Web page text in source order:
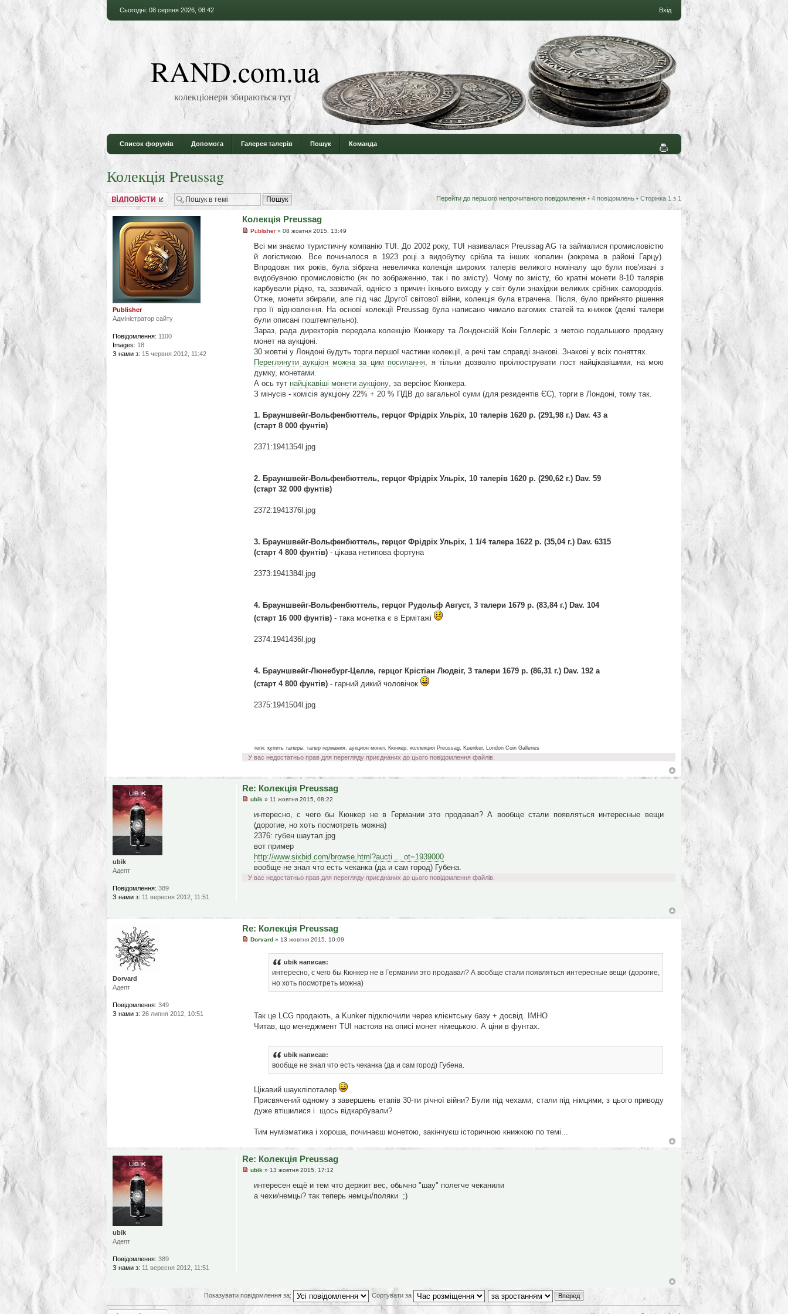
Сьогодні: 08 серпня 2026, 08:42 Вхід
RAND.com.ua
колекціонери збираються тут
Список форумів Допомога Галерея талерів Пошук Команда
Колекція Preussag
Відповісти Перейти до першого непрочитаного повідомлення • 4 повідомлень • Сторінка 1 з 1
Колекція Preussag
Publisher» 08 жовтня 2015, 13:49
Всі ми знаємо туристичну компанію TUI. До 2002 року, TUI називалася Preussag AG та займалися промисловістю
й логістикою. Все починалося в 1923 році з видобутку срібла та інших копалин (зокрема в районі Гарцу).
Впродовж тих років, була зібрана невеличка колекція широких талерів великого номіналу що були пов'язані з
видобувною промисловістю (як по зображенню, так і по змісту). Чому по змісту, бо кратні монети 8-10 талярів
карбували рідко, та, зазвичай, однією з причин їхнього виходу у світ були знахідки великих срібних самородків.
Отже, монети збирали, але під час Другої світової війни, колекція була втрачена. Після, було прийнято рішення
про її відновлення. На основі колекції Preussag була написано чимало вагомих статей та книжок (деякі талери
були описані поштемпельно).
Зараз, рада директорів передала колекцію Кюнкеру та Лондонскій Коін Геллеріс з метою подальшого продажу
монет на аукціоні.
30 жовтні у Лондоні будуть торги першої частини колекції, а речі там справді знакові. Знакові у всіх поняттях.
Переглянути аукціон можна за цим посилання , я тільки дозволю проілюструвати пост найцікавішими, на мою
думку, монетами.
А ось тут найцікавіші монети аукціону, за версіює Кюнкера.
З мінусів - комісія аукціону 22% + 20 % ПДВ до загальної суми (для резидентів ЄС), торги в Лондоні, тому так.
1. Брауншвейг-Вольфенбюттель, герцог Фрідріх Ульріх, 10 талерів 1620 р. (291,98 г.) Dav. 43 a
(старт 8 000 фунтів)
2371:1941354l.jpg
2. Брауншвейг-Вольфенбюттель, герцог Фрідріх Ульріх, 10 талерів 1620 р. (290,62 г.) Dav. 59
(старт 32 000 фунтів)
2372:1941376l.jpg
3. Брауншвейг-Вольфенбюттель, герцог Фрідріх Ульріх, 1 1/4 талера 1622 р. (35,04 г.) Dav. 6315
(старт 4 800 фунтів)- цікава нетипова фортуна
2373:1941384l.jpg
4. Брауншвейг-Вольфенбюттель, герцог Рудольф Август, 3 талери 1679 р. (83,84 г.) Dav. 104
(старт 16 000 фунтів)- така монетка є в Ермітажі
2374:1941436l.jpg
4. Брауншвейг-Люнебург-Целле, герцог Крістіан Людвіг, 3 талери 1679 р. (86,31 г.) Dav. 192 a
(старт 4 800 фунтів)- гарний дикий чоловічок
2375:1941504l.jpg
теги: купить талеры, талер германия, аукцион монет, Кюнкер, коллекция Preussag, Kuenker, London Coin Galleries
У вас недостатньо прав для перегляду приєднаних до цього повідомлення файлів.
Publisher
Адміністратор сайту
Повідомлення: 1100
Images: 18
З нами з: 15 червня 2012, 11:42
Re: Колекція Preussag
ubik » 11 жовтня 2015, 08:22
интересно, с чего бы Кюнкер не в Германии это продавал? А вообще стали появляться интересные вещи
(дорогие, но хоть посмотреть можна)
2376: губен шаутал.jpg
вот пример
http://www.sixbid.com/browse.html?aucti ... ot=1939000
вообще не знал что есть чеканка (да и сам город) Губена.
У вас недостатньо прав для перегляду приєднаних до цього повідомлення файлів.
ubik
Адепт
Повідомлення: 389
З нами з: 11 вересня 2012, 11:51
Re: Колекція Preussag
Dorvard» 13 жовтня 2015, 10:09
ubik написав:
интересно, с чего бы Кюнкер не в Германии это продавал? А вообще стали появляться интересные вещи (дорогие,
но хоть посмотреть можна)
Так це LCG продають, а Kunker підключили через клієнтську базу + досвід. IMHO
Читав, що менеджмент TUI настояв на описі монет німецькою. А ціни в фунтах.
ubik написав:
вообще не знал что есть чеканка (да и сам город) Губена.
Цікавий шаукліпоталер
Присвячений одному з завершень етапів 30-ти річної війни? Були під чехами, стали під німцями, з цього приводу
дуже втішилися і щось відкарбували?
Тим нумізматика і хороша, починаєш монетою, закінчуєш історичною книжкою по темі...
Dorvard
Адепт
Повідомлення: 349
З нами з: 26 липня 2012, 10:51
Re: Колекція Preussag
ubik » 13 жовтня 2015, 17:12
интересен ещё и тем что держит вес, обычно "шау" полегче чеканили
а чехи/немцы? так теперь немцы/поляки ;)
ubik
Адепт
Повідомлення: 389
З нами з: 11 вересня 2012, 11:51
Показувати повідомлення за: Сортувати за
Відповісти